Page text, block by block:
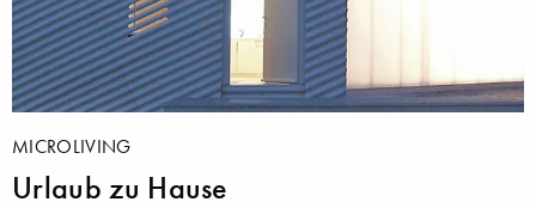
MICROLIVING
Urlaub zu Hause